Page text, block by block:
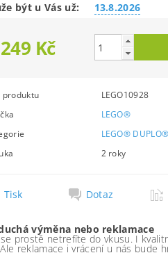
být u Vás už:
13.8.2026
Kč
produktu
LEGO10928
LEGO®
LEGO® DUPLO®
2 roky
Tisk Dotaz
výměna nebo reklamace
prostě netrefíte do vkusu. I
reklamace i vrácení u nás bude